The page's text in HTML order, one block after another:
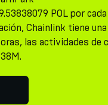
POL por
Chainlink tiene
las actividades de